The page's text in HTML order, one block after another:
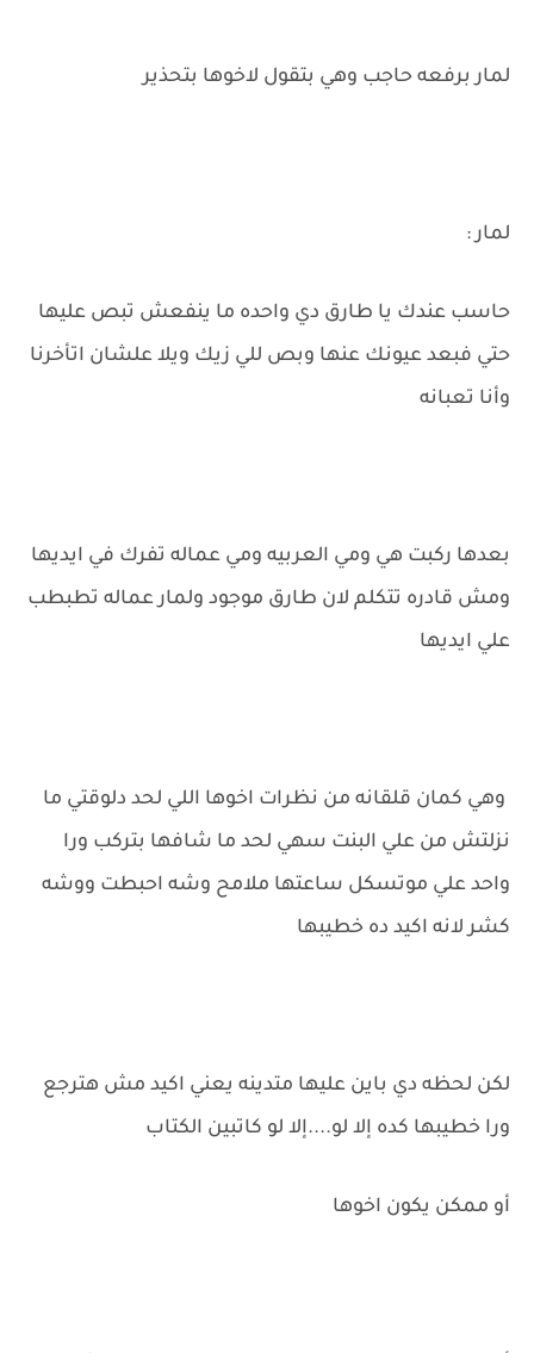
لمار برفعه حاجب وهي بتقول لاخوها بتحذير
لمار :
حاسب عندك يا طارق دي واحده ما ينفعش تبص عليها
حتي فبعد عيونك عنها وبص للي زيك ويلا علشان اتأخرنا
وأنا تعبانه
بعدها ركبت هي ومي العربيه ومي عماله تفرك في ايديها
ومش قادره تتكلم لان طارق موجود ولمار عماله تطبطب
علي ايديها
وهي كمان قلقانه من نظرات اخوها اللي لحد دلوقتي ما
نزلتش من علي البنت سهي لحد ما شافها بتركب ورا
واحد علي موتسكل ساعتها ملامح وشه احبطت ووشه
كشر لانه اكيد ده خطيبها
لكن لحظه دي باين عليها متدينه يعني اكيد مش هترجع
ورا خطيبها كده إلا لو....إلا لو كاتبين الكتاب
أو ممكن يكون اخوها